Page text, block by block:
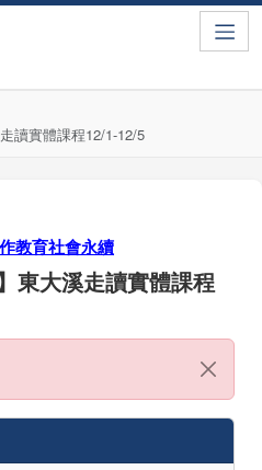
讀實體課程12/1-12/5
教育社會永續
東大溪走讀實體課程